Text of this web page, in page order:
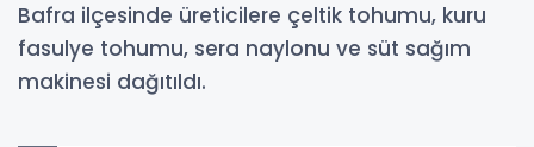
Bafra ilçesinde üreticilere çeltik tohumu, kuru
fasulye tohumu, sera naylonu ve süt sağım
makinesi dağıtıldı.